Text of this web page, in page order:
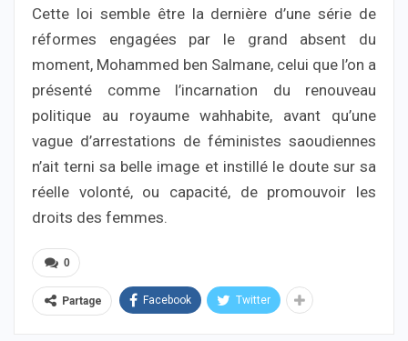
Cette loi semble être la dernière d’une série de
réformes engagées par le grand absent du
moment, Mohammed ben Salmane, celui que l’on a
présenté comme l’incarnation du renouveau
politique au royaume wahhabite, avant qu’une
vague d’arrestations de féministes saoudiennes
n’ait terni sa belle image et instillé le doute sur sa
réelle volonté, ou capacité, de promouvoir les
droits des femmes.
0
Partage Facebook Twitter